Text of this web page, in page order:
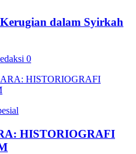
dalam Syirkah
0
HISTORIOGRAFI